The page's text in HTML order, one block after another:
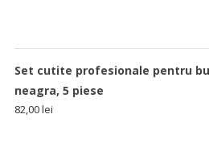
Set cutite profesionale pentru
neagra, 5 piese
82,00lei